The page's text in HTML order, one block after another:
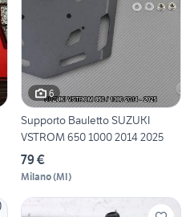
6
Supporto Bauletto SUZUKI
VSTROM 650 1000 2014 2025
79 €
Milano(MI)